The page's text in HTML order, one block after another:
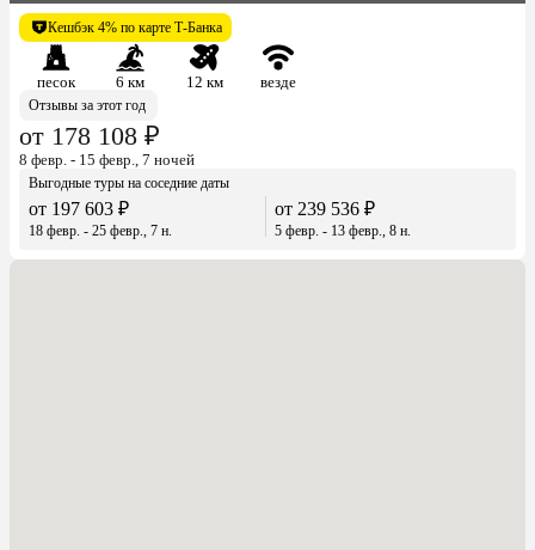
Кешбэк 4% по карте Т-Банка
песок 6 км 12 км
везде
Отзывы за этот год
от 178 108 ₽
8 февр. - 15 февр., 7 ночей
Выгодные туры на соседние даты
от 197 603 ₽
18 февр. - 25 февр., 7 н.
от 239 536 ₽
5 февр. - 13 февр., 8 н.